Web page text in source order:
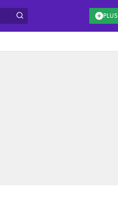
PLUS